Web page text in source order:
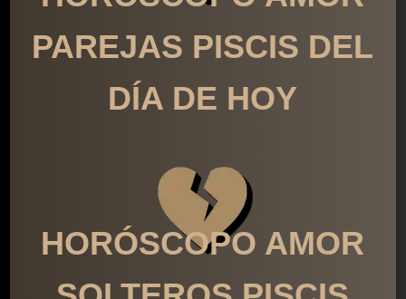
PAREJAS PISCIS DEL
DÍA DE HOY
HORÓSCOPO AMOR